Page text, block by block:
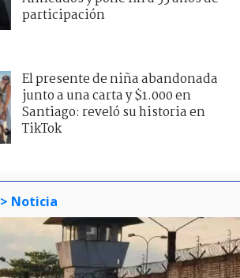
participación
El presente de niña abandonada
junto a una carta y $1.000 en
Santiago: reveló su historia en
TikTok
> Noticia